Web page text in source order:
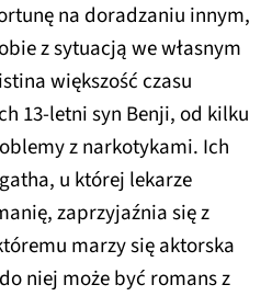
na doradzaniu innym,
z sytuacją we własnym
większość czasu
13-letni syn Benji, od kilku
z narkotykami. Ich
u której lekarze
zaprzyjaźnia się z
marzy się aktorska
niej może być romans z